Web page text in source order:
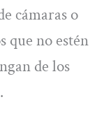
cámaras o
que no estén
de los